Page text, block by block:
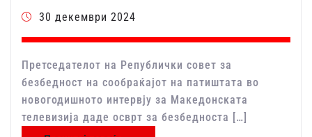
30 декември 2024
Претседателот на Републички совет за
безбедност на сообраќајот на патиштата во
новогодишното интервју за Македонската
телевизија даде осврт за безбедноста […]